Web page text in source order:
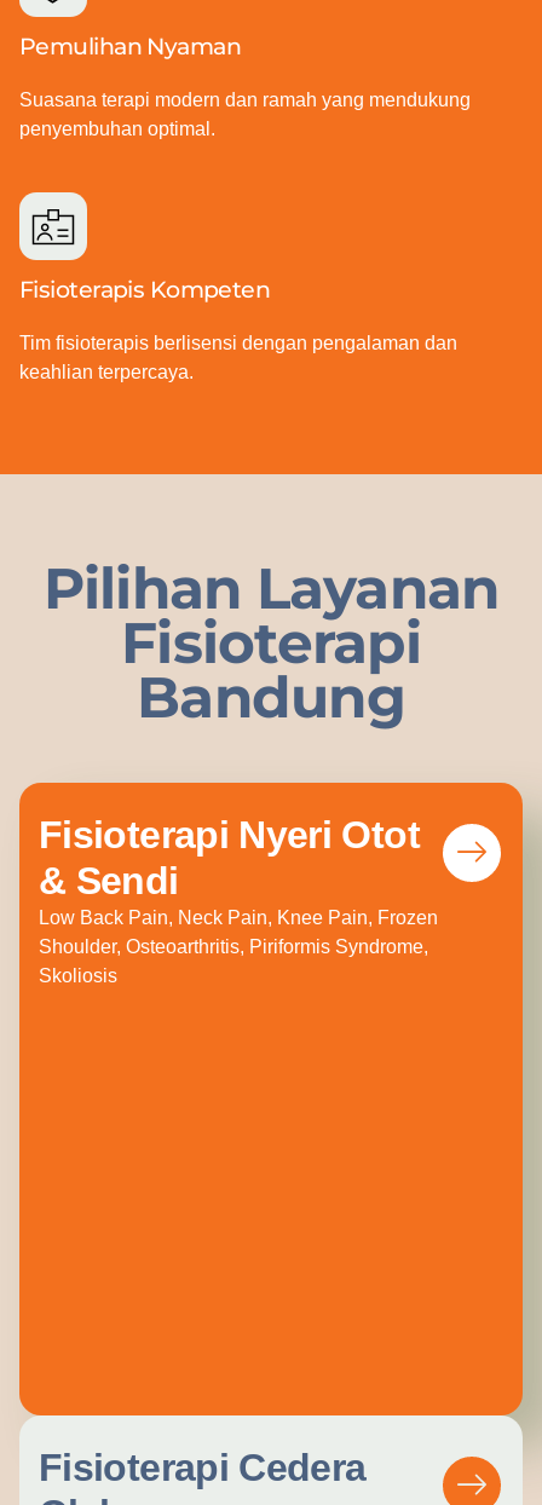
Pemulihan Nyaman
Suasana terapi modern dan ramah yang mendukung
penyembuhan optimal.
Fisioterapis Kompeten
Tim fisioterapis berlisensi dengan pengalaman dan
keahlian terpercaya.
Pilihan Layanan
Fisioterapi
Bandung
Fisioterapi Nyeri Otot
& Sendi
Low Back Pain, Neck Pain, Knee Pain, Frozen
Shoulder, Osteoarthritis, Piriformis Syndrome,
Skoliosis
Fisioterapi Cedera